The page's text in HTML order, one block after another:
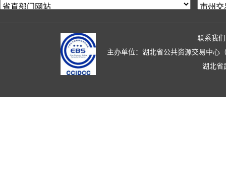
联系我们
主办单位：湖北省公共资源交易中心
湖北省